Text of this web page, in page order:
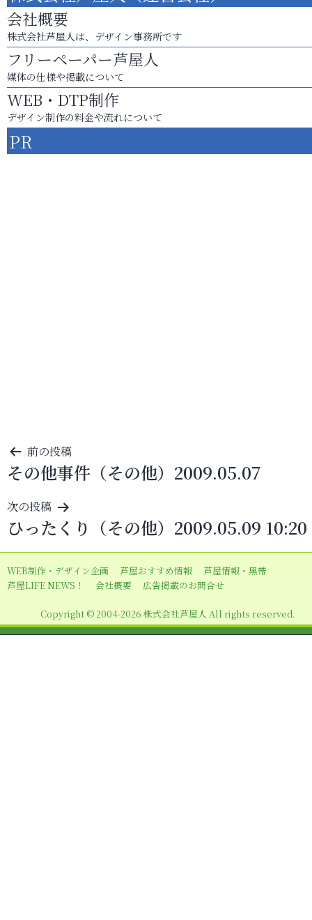
会社概要
株式会社芦屋人は、デザイン事務所です
フリーペーパー芦屋人
媒体の仕様や掲載について
WEB・DTP制作
デザイン制作の料金や流れについて
PR
投
稿
ナ
ビ
ゲ
ー
シ
ン
前の投稿
その他事件（その他）2009.05.07
次の投稿
ひったくり（その他）2009.05.09 10:20
WEB制作・デザイン企画 芦屋おすすめ情報
芦屋情報・黒帯
芦屋LIFE NEWS！
会社概要 広告掲載のお問合せ
Copyright © 2004-2026 株式会社芦屋人 All rights reserved.